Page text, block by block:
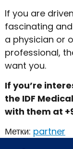
If you are
fascinating
a physician or
professional,
want you.
If you’re
the IDF
with them at
Метки: partner